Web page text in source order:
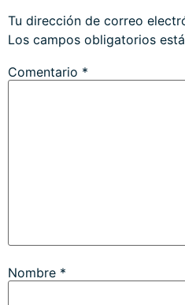
Tu dirección de correo
Los campos obligatorios
Comentario *
Nombre *